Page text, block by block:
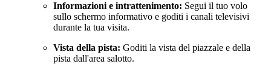
Informazioni e intrattenimento: Segui il tuo volo
sullo schermo informativo e goditi i canali televisivi
durante la tua visita.
Vista della pista: Goditi la vista del piazzale e della
pista dall'area salotto.